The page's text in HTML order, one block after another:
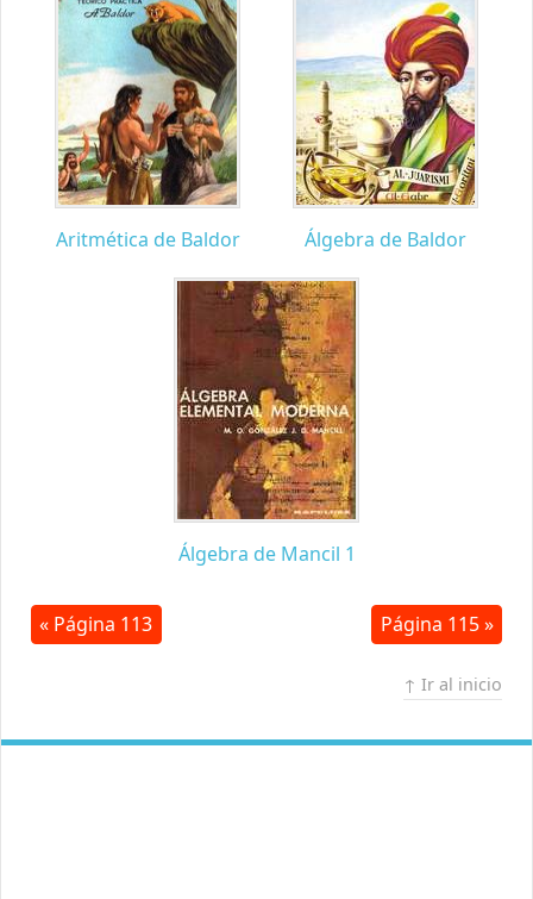
Aritmética de Baldor Álgebra de Baldor
Álgebra de Mancil 1
« Página 113 Página 115 »
↑ Ir al inicio